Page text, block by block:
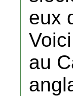
eux
au